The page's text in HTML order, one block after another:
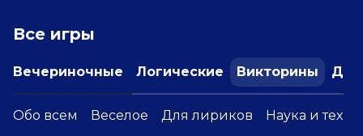
Все игры
Вечериночные Логические Викторины
Обо всем Веселое Для лириков Наука и